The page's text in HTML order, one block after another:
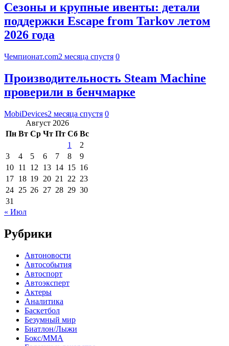
Сезоны и крупные ивенты: детали
поддержки Escape from Tarkov летом
2026 года
Чемпионат.com2 месяца спустя 0
Производительность Steam Machine
проверили в бенчмарке
MobiDevices2 месяца спустя 0
Август 2026
Пн Вт Ср Чт Пт Сб Вс
1
2
3
4 5 6 7 8
9
10 11 12 13 14 15 16
17 18 19 20 21 22 23
24 25 26 27 28 29 30
31
« Июл
Рубрики
Автоновости
Автособытия
Автоспорт
Автоэксперт
Актеры
Аналитика
Баскетбол
Безумный мир
Биатлон/Лыжи
Бокс/MMA